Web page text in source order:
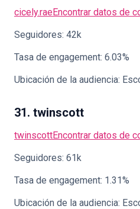
cicely.raeEncontrar datos de
Seguidores: 42k
Tasa de engagement: 6.03%
Ubicación de la audiencia:
31. twinscott
twinscottEncontrar datos de
Seguidores: 61k
Tasa de engagement: 1.31%
Ubicación de la audiencia: